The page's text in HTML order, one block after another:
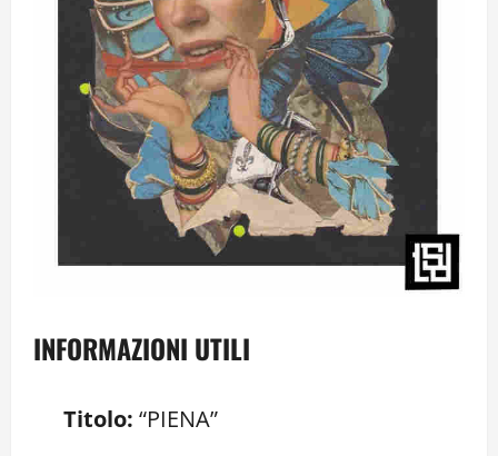
INFORMAZIONI UTILI
Titolo: “PIENA”